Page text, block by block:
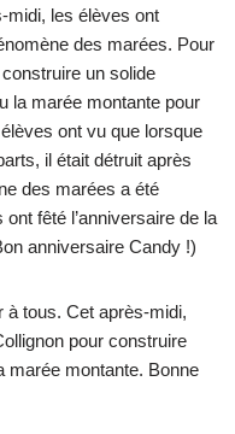
midi, les élèves ont
des marées. Pour
un solide
la marée montante pour
ont vu que lorsque
il était détruit après
des marées a été
fêté l’anniversaire de la
anniversaire Candy !)
à tous. Cet après-midi,
pour construire
marée montante. Bonne